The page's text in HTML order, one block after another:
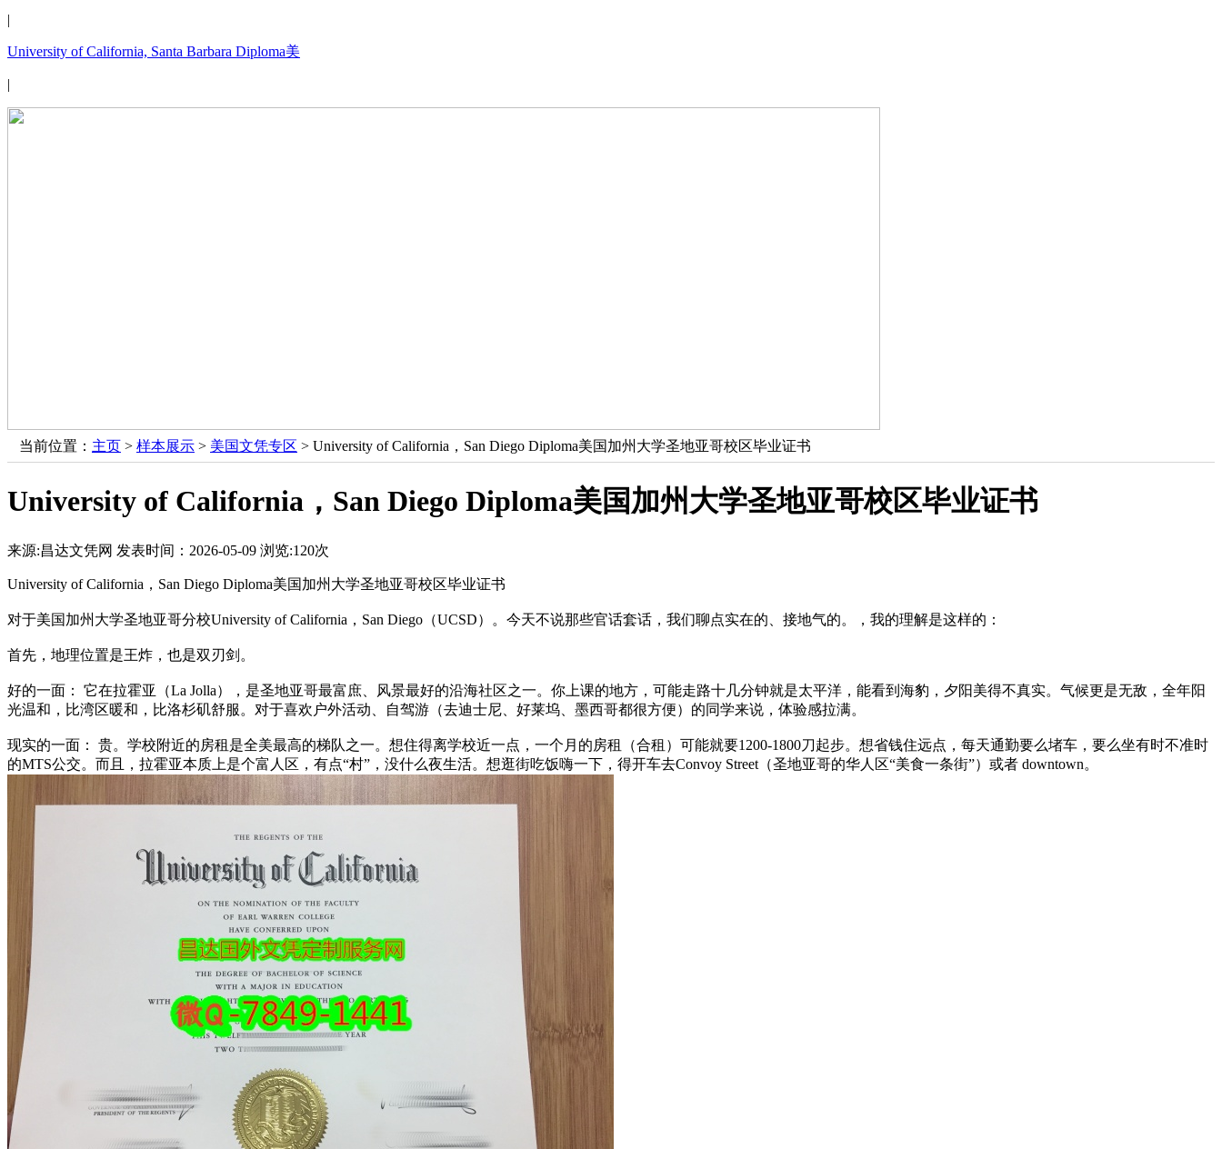
|
University of California, Santa Barbara Diploma美
|
当前位置： 主页 > 样本展示 > 美国文凭专区 > University of California，San Diego Diploma美国加州大学圣地亚哥校区毕业证书
University of California，San Diego Diploma美国加州大学圣地亚哥校区毕业证书
来源:昌达文凭网 发表时间：2026-05-09 浏览:120次
University of California，San Diego Diploma美国加州大学圣地亚哥校区毕业证书
对于美国加州大学圣地亚哥分校University of California，San Diego（UCSD）。今天不说那些官话套话，我们聊点实在的、接地气的。，我的理解是这样的：
首先，地理位置是王炸，也是双刃剑。
好的一面： 它在拉霍亚（La Jolla），是圣地亚哥最富庶、风景最好的沿海社区之一。你上课的地方，可能走路十几分钟就是太平洋，能看到海豹，夕阳美得不真实。气候更是无敌，全年阳
光温和，比湾区暖和，比洛杉矶舒服。对于喜欢户外活动、自驾游（去迪士尼、好莱坞、墨西哥都很方便）的同学来说，体验感拉满。
现实的一面： 贵。学校附近的房租是全美最高的梯队之一。想住得离学校近一点，一个月的房租（合租）可能就要1200-1800刀起步。想省钱住远点，每天通勤要么堵车，要么坐有时不准时
的MTS公交。而且，拉霍亚本质上是个富人区，有点“村”，没什么夜生活。想逛街吃饭嗨一下，得开车去Convoy Street（圣地亚哥的华人区“美食一条街”）或者 downtown。